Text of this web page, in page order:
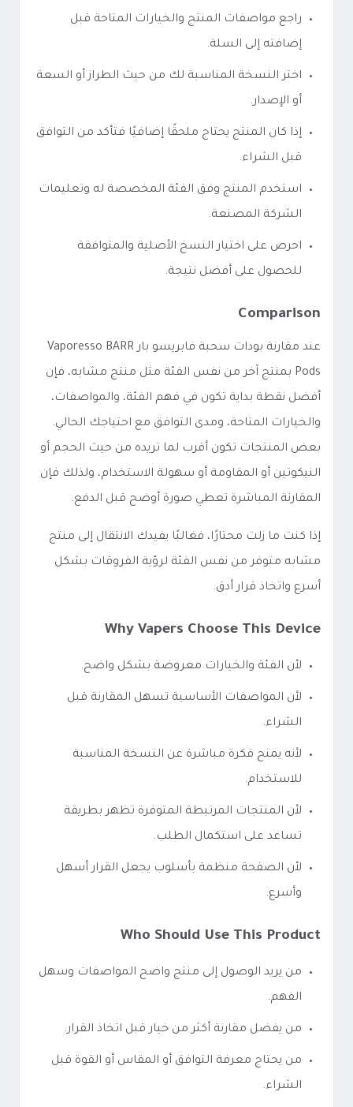
راجع مواصفات المنتج والخيارات المتاحة قبل
إضافته إلى السلة.
اختر النسخة المناسبة لك من حيث الطراز أو السعة
أو الإصدار.
إذا كان المنتج يحتاج ملحقًا إضافيًا فتأكد من التوافق
قبل الشراء.
استخدم المنتج وفق الفئة المخصصة له وتعليمات
الشركة المصنعة.
احرص على اختيار النسخ الأصلية والمتوافقة
للحصول على أفضل نتيجة.
Comparison
عند مقارنة بودات سحبة فابريسو بار Vaporesso BARR
Pods بمنتج آخر من نفس الفئة مثل منتج مشابه، فإن
أفضل نقطة بداية تكون في فهم الفئة، والمواصفات،
والخيارات المتاحة، ومدى التوافق مع احتياجك الحالي.
بعض المنتجات تكون أقرب لما تريده من حيث الحجم أو
النيكوتين أو المقاومة أو سهولة الاستخدام، ولذلك فإن
المقارنة المباشرة تعطي صورة أوضح قبل الدفع.
إذا كنت ما زلت محتارًا، فغالبًا يفيدك الانتقال إلى منتج
مشابه متوفر من نفس الفئة لرؤية الفروقات بشكل
أسرع واتخاذ قرار أدق.
Why Vapers Choose This Device
لأن الفئة والخيارات معروضة بشكل واضح.
لأن المواصفات الأساسية تسهل المقارنة قبل
الشراء.
لأنه يمنح فكرة مباشرة عن النسخة المناسبة
للاستخدام.
لأن المنتجات المرتبطة المتوفرة تظهر بطريقة
تساعد على استكمال الطلب.
لأن الصفحة منظمة بأسلوب يجعل القرار أسهل
وأسرع.
Who Should Use This Product
من يريد الوصول إلى منتج واضح المواصفات وسهل
الفهم.
من يفضل مقارنة أكثر من خيار قبل اتخاذ القرار.
من يحتاج معرفة التوافق أو المقاس أو القوة قبل
الشراء.